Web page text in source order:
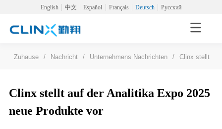
English 中文 Español Français Deutsch Русский
Zuhause / Nachricht / Unternehmens Nachrichten / Clinx stellt auf
Clinx stellt auf der Analitika Expo 2025
neue Produkte vor